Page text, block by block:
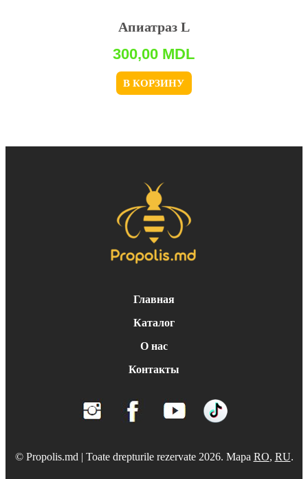
Апиатраз L
300,00 MDL
В КОРЗИНУ
Главная
Каталог
О нас
Контакты
© Propolis.md | Toate drepturile rezervate 2026. Mapa RO, RU.